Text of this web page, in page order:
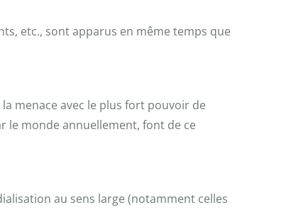
etc., sont apparus en même temps que
menace avec le plus fort pouvoir de
le monde annuellement, font de ce
au sens large (notamment celles